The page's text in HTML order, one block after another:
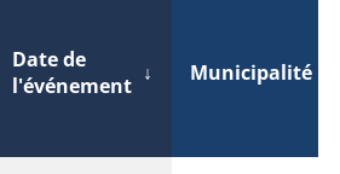
Date de
l'événement ↓ Municipalité